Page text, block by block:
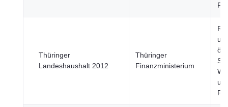
Thüringer
Landeshaushalt 2012
Thüringer
Finanzministerium